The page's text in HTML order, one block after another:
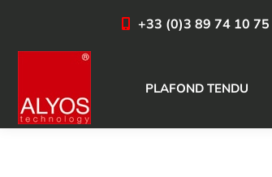
+33 (0)3 89 74 10 75
PLAFOND TENDU